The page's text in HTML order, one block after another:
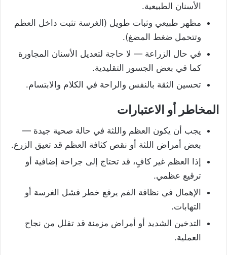
الأسنان الطبيعية.
مظهر طبيعي وثبات طويل (الغرسة تثبت داخل العظم
وتتحمل ضغط المضغ).
في حال الزراعة — لا حاجة لتعديل الأسنان المجاورة
كما في بعض الجسور التقليدية.
تحسين الثقة بالنفس والراحة في الكلام والابتسام.
المخاطر أو الاعتبارات
يجب أن يكون العظم واللثة في حالة صحية جيدة —
بعض أمراض اللثة أو نقص كثافة العظم قد تعيق الزرع.
إذا العظم غير كافٍ، قد تحتاج إلى جراحة إضافية أو
ترقيع عظمي.
الإهمال في نظافة الفم يرفع خطر فشل الغرسة أو
التهابات.
التدخين الشديد أو أمراض مزمنة قد تقلل من نجاح
العملية.